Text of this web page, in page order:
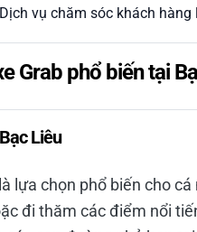
Dịch vụ chăm sóc khách
Grab phổ biến tại
Liêu
lựa chọn phổ biến cho
đi thăm các điểm nổi